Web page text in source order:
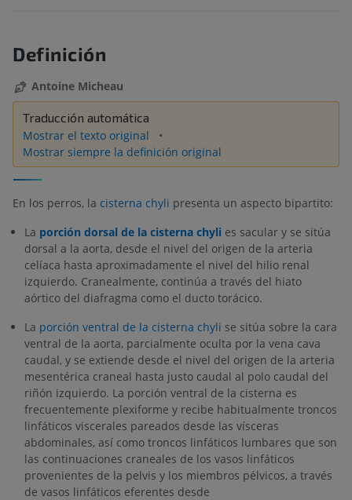
Definición
Antoine Micheau
Traducción automática
Mostrar el texto original
Mostrar siempre la definición original
En los perros, la cisterna chyli presenta un aspecto bipartito:
La porción dorsal de la cisterna chyli es sacular y se sitúa
dorsal a la aorta, desde el nivel del origen de la arteria
celíaca hasta aproximadamente el nivel del hilio renal
izquierdo. Cranealmente, continúa a través del hiato
aórtico del diafragma como el ducto torácico.
La porción ventral de la cisterna chyli se sitúa sobre la cara
ventral de la aorta, parcialmente oculta por la vena cava
caudal, y se extiende desde el nivel del origen de la arteria
mesentérica craneal hasta justo caudal al polo caudal del
riñón izquierdo. La porción ventral de la cisterna es
frecuentemente plexiforme y recibe habitualmente troncos
linfáticos viscerales pareados desde las vísceras
abdominales, así como troncos linfáticos lumbares que son
las continuaciones craneales de los vasos linfáticos
provenientes de la pelvis y los miembros pélvicos, a través
de vasos linfáticos eferentes desde